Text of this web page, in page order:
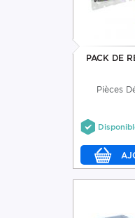
PACK DE
Pièces